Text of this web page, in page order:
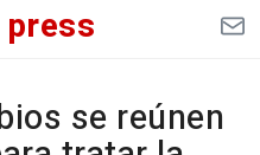
press
se reúnen